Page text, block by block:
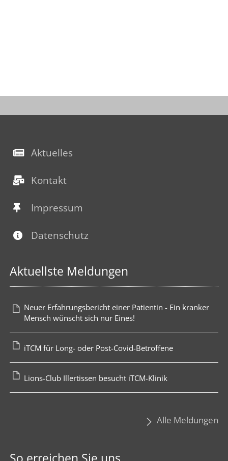
Aktuelles
Kontakt
Impressum
Datenschutz
Aktuellste Meldungen
Neuer Erfahrungsbericht einer Patientin - Ein kranker
Mensch wünscht sich nur Eines!
iTCM für Long- oder Post-Covid-Betroffene
Lions-Club Illertissen besucht iTCM-Klinik
Alle Meldungen